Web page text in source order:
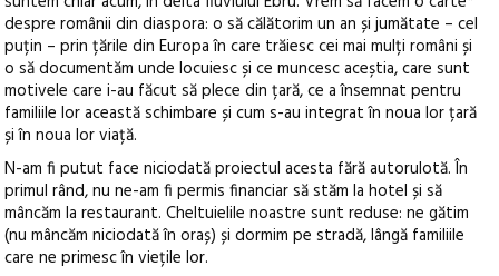
despre românii din diaspora: o să călătorim un an și jumătate – cel
puțin – prin țările din Europa în care trăiesc cei mai mulți români și
o să documentăm unde locuiesc și ce muncesc aceștia, care sunt
motivele care i-au făcut să plece din țară, ce a însemnat pentru
familiile lor această schimbare și cum s-au integrat în noua lor țară
și în noua lor viață.
N-am fi putut face niciodată proiectul acesta fără autorulotă. În
primul rând, nu ne-am fi permis financiar să stăm la hotel și să
mâncăm la restaurant. Cheltuielile noastre sunt reduse: ne gătim
(nu mâncăm niciodată în oraș) și dormim pe stradă, lângă familiile
care ne primesc în viețile lor.